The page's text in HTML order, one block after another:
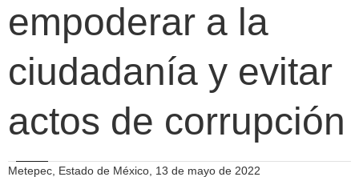
empoderar a la
ciudadanía y evitar
actos de corrupción
Metepec, Estado de México, 13 de mayo de 2022